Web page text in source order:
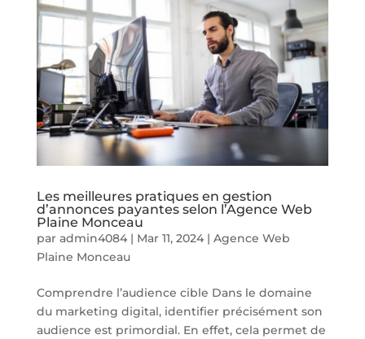
Les meilleures pratiques en gestion
d’annonces payantes selon l’Agence Web
Plaine Monceau
par admin4084| Mar 11, 2024| Agence Web
Plaine Monceau
Comprendre l’audience cible Dans le domaine
du marketing digital, identifier précisément son
audience est primordial. En effet, cela permet de